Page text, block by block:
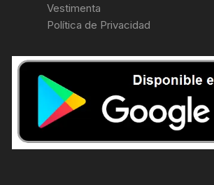
Vestimenta
Política de Privacidad